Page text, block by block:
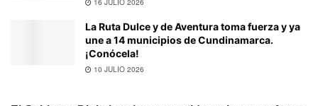
La Ruta Dulce y de Aventura toma fuerza y ya
une a 14 municipios de Cundinamarca.
¡Conócela!
10 JULIO 2026